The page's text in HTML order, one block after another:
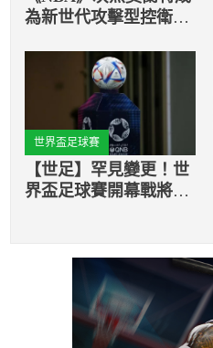
為新世代攻擊型控衛的
世界盃足球賽
【世足】罕見變更！世
界盃足球賽開幕戰將提